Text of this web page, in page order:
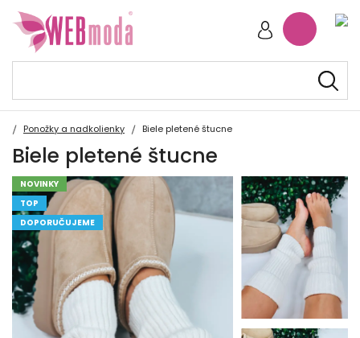
Ponožky a nadkolienky Biele pletené štucne
Biele pletené štucne
NOVINKY
TOP
DOPORUČUJEME